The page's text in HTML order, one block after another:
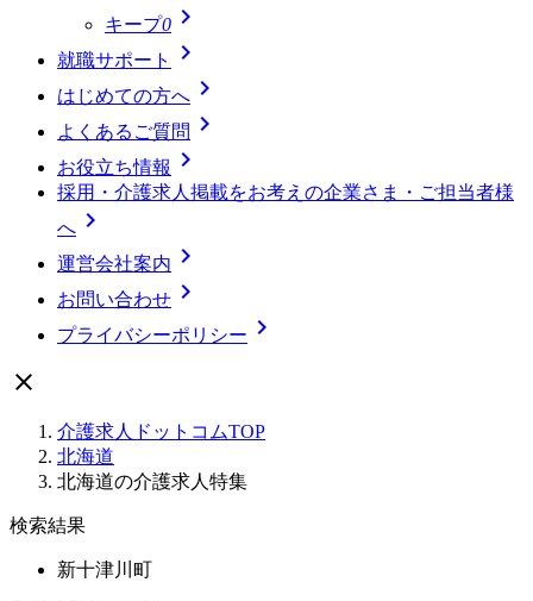
キープ0 
就職サポート 
はじめての方へ 
よくあるご質問 
お役立ち情報 
採用・介護求人掲載をお考えの企業さま・ご担当者様
へ 
運営会社案内 
お問い合わせ 
プライバシーポリシー 

介護求人ドットコムTOP
北海道
北海道の介護求人特集
検索結果
新十津川町